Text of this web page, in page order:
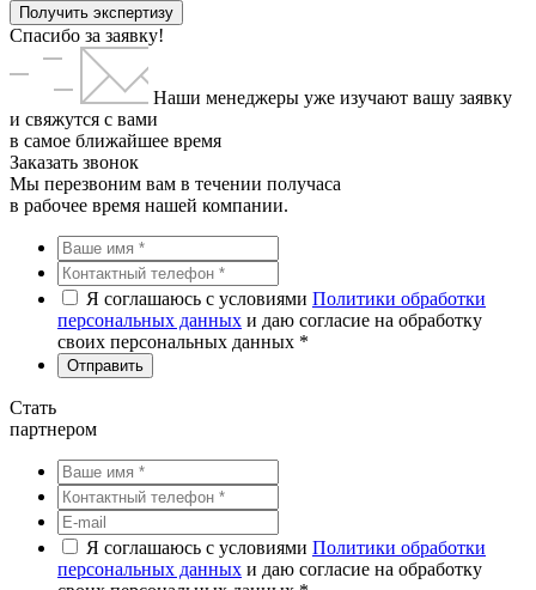
Получить экспертизу
Спасибо за заявку!
Наши менеджеры уже изучают вашу заявку
и свяжутся с вами
в самое ближайшее время
Заказать звонок
Мы перезвоним вам в течении получаса
в рабочее время нашей компании.
Я соглашаюсь с условиями Политики обработки
персональных данных и даю согласие на обработку
своих персональных данных *
Стать
партнером
Я соглашаюсь с условиями Политики обработки
персональных данных и даю согласие на обработку